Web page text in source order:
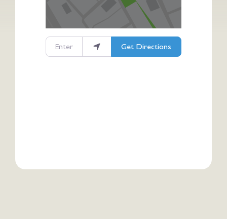
Enter your location
Get Directions